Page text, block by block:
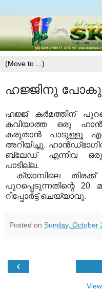
ഹജ്ജിനു
ഹജ്ജ് കര്‍മത്തിന്
കവിയാത്ത ഒരു
കരുതാന്‍ പാടുള്ളൂ എന്ന്
അറിയിച്ചു.
ബ്ലേഡ് എന്നിവ
പാടില്ല.
ക്യാമ്പിലെ തിരക്ക്
പുറപ്പെടുന്നതിന്റെ
റിപ്പോര്‍ട്ട് ചെയ്യാവൂ.
Posted on Sunday, October
‹